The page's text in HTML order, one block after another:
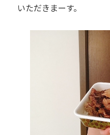
いただきまーす。